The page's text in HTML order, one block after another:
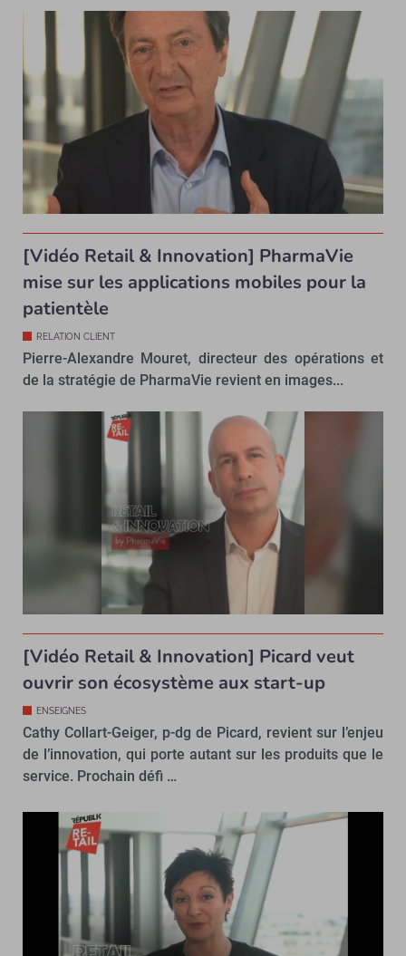
[Vidéo Retail & Innovation] PharmaVie
mise sur les applications mobiles pour la
patientèle
RELATION CLIENT
Pierre-Alexandre Mouret, directeur des opérations et
de la stratégie de PharmaVie revient en images...
[Vidéo Retail & Innovation] Picard veut
ouvrir son écosystème aux start-up
ENSEIGNES
Cathy Collart-Geiger, p-dg de Picard, revient sur l’enjeu
de l’innovation, qui porte autant sur les produits que le
service. Prochain défi …